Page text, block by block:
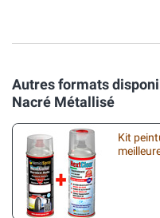
Autres formats
Nacré Métallisé
Kit